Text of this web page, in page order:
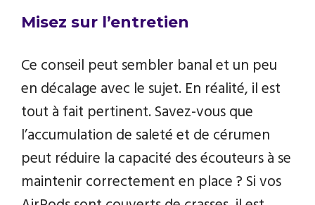
Misez sur l’entretien
Ce conseil peut sembler banal et un peu
en décalage avec le sujet. En réalité, il est
tout à fait pertinent. Savez-vous que
l’accumulation de saleté et de cérumen
peut réduire la capacité des écouteurs à se
maintenir correctement en place ? Si vos